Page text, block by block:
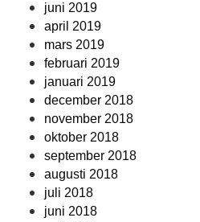
juni 2019
april 2019
mars 2019
februari 2019
januari 2019
december 2018
november 2018
oktober 2018
september 2018
augusti 2018
juli 2018
juni 2018